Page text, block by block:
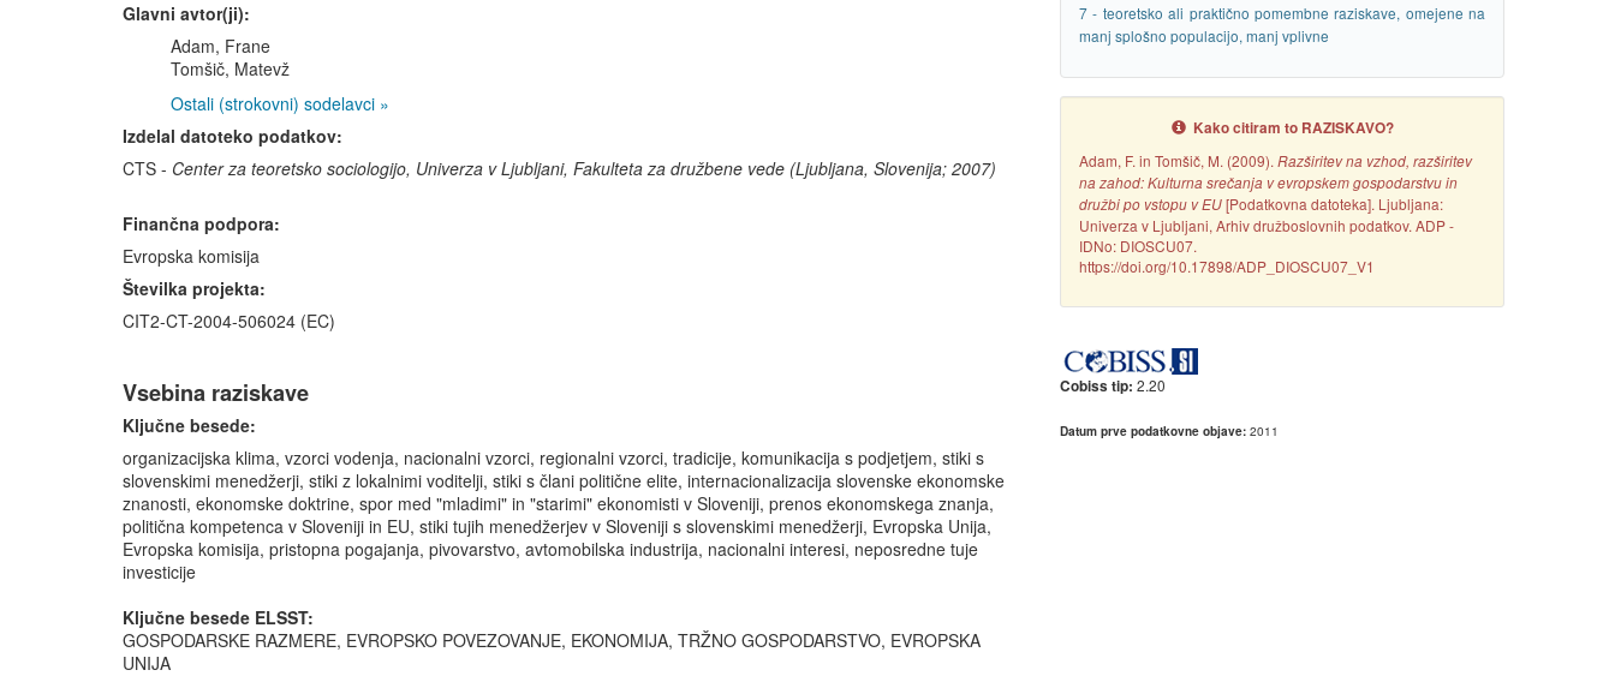
Glavni avtor(ji):
Adam, Frane
Tomšič, Matevž
Ostali (strokovni) sodelavci »
Izdelal datoteko podatkov:
CTS - Center za teoretsko sociologijo, Univerza v Ljubljani, Fakulteta za družbene vede (Ljubljana, Slovenija; 2007)
Finančna podpora:
Evropska komisija
Številka projekta:
CIT2-CT-2004-506024 (EC)
Vsebina raziskave
Ključne besede:
organizacijska klima, vzorci vodenja, nacionalni vzorci, regionalni vzorci, tradicije, komunikacija s podjetjem, stiki s
slovenskimi menedžerji, stiki z lokalnimi voditelji, stiki s člani politične elite, internacionalizacija slovenske ekonomske
znanosti, ekonomske doktrine, spor med "mladimi" in "starimi" ekonomisti v Sloveniji, prenos ekonomskega znanja,
politična kompetenca v Sloveniji in EU, stiki tujih menedžerjev v Sloveniji s slovenskimi menedžerji, Evropska Unija,
Evropska komisija, pristopna pogajanja, pivovarstvo, avtomobilska industrija, nacionalni interesi, neposredne tuje
investicije
Ključne besede ELSST:
GOSPODARSKE RAZMERE, EVROPSKO POVEZOVANJE, EKONOMIJA, TRŽNO GOSPODARSTVO, EVROPSKA
UNIJA
7 - teoretsko ali praktično pomembne raziskave, omejene na
manj splošno populacijo, manj vplivne
Kako citiram to RAZISKAVO?
Adam, F. in Tomšič, M. (2009). Razširitev na vzhod, razširitev
na zahod: Kulturna srečanja v evropskem gospodarstvu in
družbi po vstopu v EU[Podatkovna datoteka]. Ljubljana:
Univerza v Ljubljani, Arhiv družboslovnih podatkov. ADP -
IDNo: DIOSCU07.
https://doi.org/10.17898/ADP_DIOSCU07_V1
Cobiss tip: 2.20
Datum prve podatkovne objave: 2011